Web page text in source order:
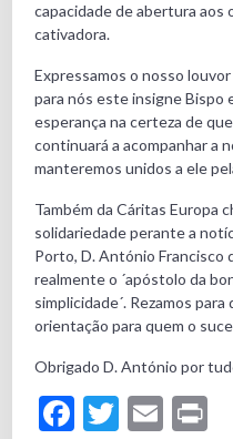
capacidade de abertura aos
cativadora.
Expressamos o nosso
para nós este insigne
esperança na certeza de
continuará a acompanhar a
manteremos unidos a ele
Também da Cáritas Europa
solidariedade perante a
Porto, D. António Francisco
realmente o ´apóstolo da
simplicidade´. Rezamos
orientação para quem o
Obrigado D. António por
Facebook
Twitter
Email